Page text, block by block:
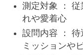
測定対象 ： 従
れや愛着心
設問内容 ：
ミッションや